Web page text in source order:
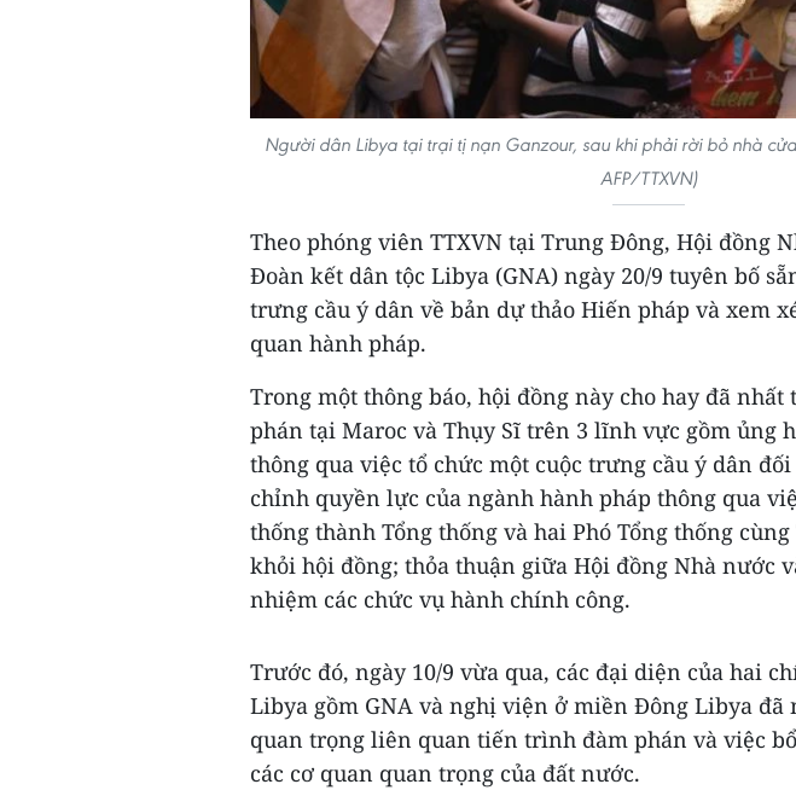
Người dân Libya tại trại tị nạn Ganzour, sau khi phải rời bỏ nhà
AFP/TTXVN)
Theo phóng viên TTXVN tại Trung Đông, Hội đồng
Đoàn kết dân tộc Libya (GNA) ngày 20/9 tuyên bố
trưng cầu ý dân về bản dự thảo Hiến pháp và xem
quan hành pháp.
Trong một thông báo, hội đồng này cho hay đã nhất
phán tại Maroc và Thụy Sĩ trên 3 lĩnh vực gồm ủng
thông qua việc tổ chức một cuộc trưng cầu ý dân
chỉnh quyền lực của ngành hành pháp thông qua
thống thành Tổng thống và hai Phó Tổng thống
khỏi hội đồng; thỏa thuận giữa Hội đồng Nhà nước
nhiệm các chức vụ hành chính công.
Trước đó, ngày 10/9 vừa qua, các đại diện của hai
Libya gồm GNA và nghị viện ở miền Đông Libya đã
quan trọng liên quan tiến trình đàm phán và việc
các cơ quan quan trọng của đất nước.